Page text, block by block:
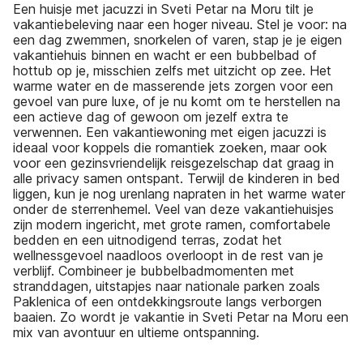
Een huisje met jacuzzi in Sveti Petar na Moru tilt je
vakantiebeleving naar een hoger niveau. Stel je voor: na
een dag zwemmen, snorkelen of varen, stap je je eigen
vakantiehuis binnen en wacht er een bubbelbad of
hottub op je, misschien zelfs met uitzicht op zee. Het
warme water en de masserende jets zorgen voor een
gevoel van pure luxe, of je nu komt om te herstellen na
een actieve dag of gewoon om jezelf extra te
verwennen. Een vakantiewoning met eigen jacuzzi is
ideaal voor koppels die romantiek zoeken, maar ook
voor een gezinsvriendelijk reisgezelschap dat graag in
alle privacy samen ontspant. Terwijl de kinderen in bed
liggen, kun je nog urenlang napraten in het warme water
onder de sterrenhemel. Veel van deze vakantiehuisjes
zijn modern ingericht, met grote ramen, comfortabele
bedden en een uitnodigend terras, zodat het
wellnessgevoel naadloos overloopt in de rest van je
verblijf. Combineer je bubbelbadmomenten met
stranddagen, uitstapjes naar nationale parken zoals
Paklenica of een ontdekkingsroute langs verborgen
baaien. Zo wordt je vakantie in Sveti Petar na Moru een
mix van avontuur en ultieme ontspanning.